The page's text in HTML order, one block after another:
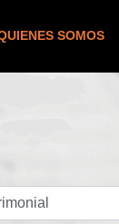
SOMOS